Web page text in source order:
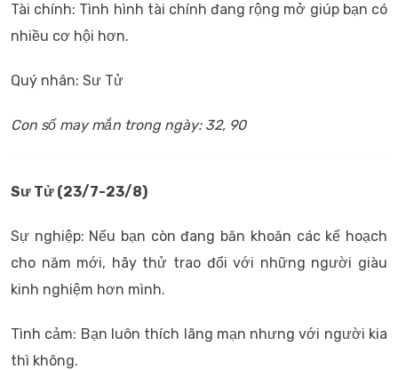
Tài chính: Tình hình tài chính đang rộng mở giúp bạn có
nhiều cơ hội hơn.
Quý nhân: Sư Tử
Con số may mắn trong ngày: 32, 90
Sư Tử (23/7-23/8)
Sự nghiệp: Nếu bạn còn đang băn khoăn các kế hoạch
cho năm mới, hãy thử trao đổi với những người giàu
kinh nghiệm hơn mình.
Tình cảm: Bạn luôn thích lãng mạn nhưng với người kia
thì không.